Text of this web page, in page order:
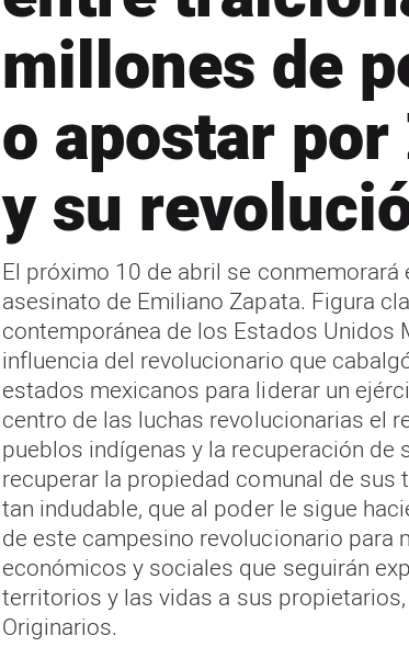
millones de
o apostar por
y su
El próximo 10 de abril se conmemorará
asesinato de Emiliano Zapata. Figura
contemporánea de los Estados Unidos
influencia del revolucionario que
estados mexicanos para liderar un
centro de las luchas revolucionarias el
pueblos indígenas y la recuperación de
recuperar la propiedad comunal de sus
tan indudable, que al poder le sigue
de este campesino revolucionario para
económicos y sociales que seguirán
territorios y las vidas a sus
Originarios.